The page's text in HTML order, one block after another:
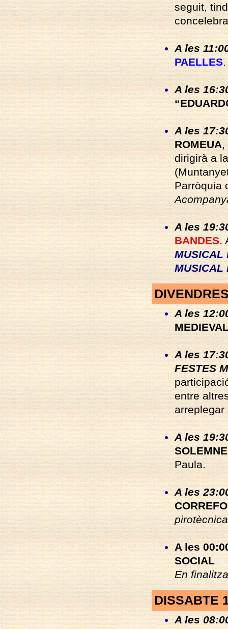
seguit,
A les
PAELLES.
A les
A les
ROMEUA,
dirigirà a
Parròquia
A les
BANDES.
MUSICAL
MUSICAL
A les
A les
FESTES
entre
arreplegar
A les
Paula.
A les
A les
SOCIAL
En
DISSABTE
A les